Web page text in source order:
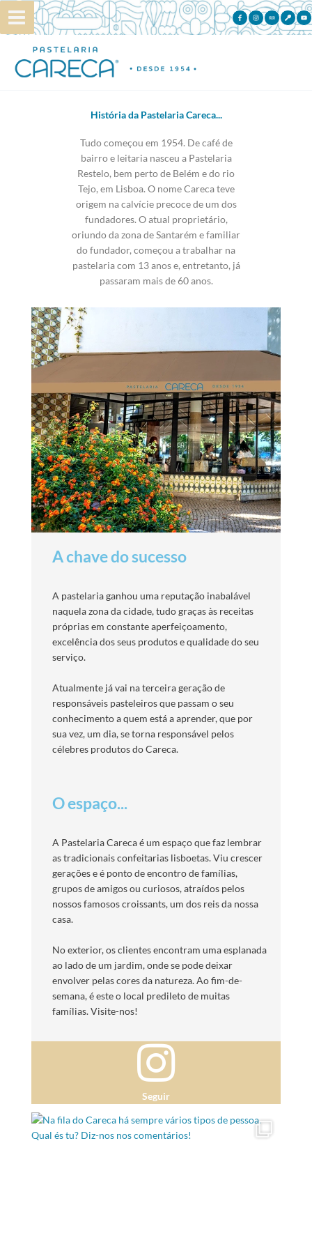
content
História da Pastelaria Careca...
Tudo começou em 1954. De café de
bairro e leitaria nasceu a Pastelaria
Restelo, bem perto de Belém e do rio
Tejo, em Lisboa. O nome Careca teve
origem na calvície precoce de um dos
fundadores. O atual proprietário,
oriundo da zona de Santarém e familiar
do fundador, começou a trabalhar na
pastelaria com 13 anos e, entretanto, já
passaram mais de 60 anos.
A chave do sucesso
A pastelaria ganhou uma reputação inabalável
naquela zona da cidade, tudo graças às receitas
próprias em constante aperfeiçoamento,
excelência dos seus produtos e qualidade do seu
serviço.
Atualmente já vai na terceira geração de
responsáveis pasteleiros que passam o seu
conhecimento a quem está a aprender, que por
sua vez, um dia, se torna responsável pelos
célebres produtos do Careca.
O espaço...
A Pastelaria Careca é um espaço que faz lembrar
as tradicionais confeitarias lisboetas. Viu crescer
gerações e é ponto de encontro de famílias,
grupos de amigos ou curiosos, atraídos pelos
nossos famosos croissants, um dos reis da nossa
casa.
No exterior, os clientes encontram uma esplanada
ao lado de um jardim, onde se pode deixar
envolver pelas cores da natureza. Ao fim-de-
semana, é este o local predileto de muitas
famílias. Visite-nos!
Seguir